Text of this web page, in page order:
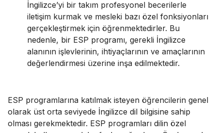
İngilizce’yi bir takım profesyonel becerilerle
iletişim kurmak ve mesleki bazı özel fonksiyonları
gerçekleştirmek için öğrenmektedirler. Bu
nedenle, bir ESP programı, gerekli İngilizce
alanının işlevlerinin, ihtiyaçlarının ve amaçlarının
değerlendirmesi üzerine inşa edilmektedir.
ESP programlarına katılmak isteyen öğrencilerin genel
olarak üst orta seviyede İngilizce dil bilgisine sahip
olması gerekmektedir. ESP programları dilin özel